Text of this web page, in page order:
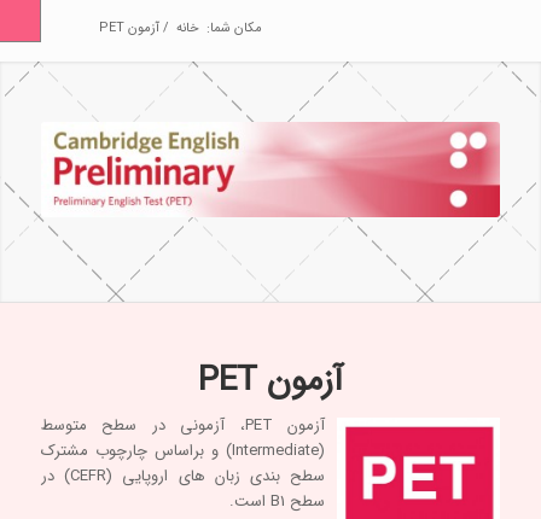
مکان شما: خانه /آزمون PET
آزمون PET
آزمون PET، آزمونی در سطح متوسط
(Intermediate) و براساس چارچوب مشترک
سطح بندی زبان های اروپایی (CEFR) در
سطح B1 است.